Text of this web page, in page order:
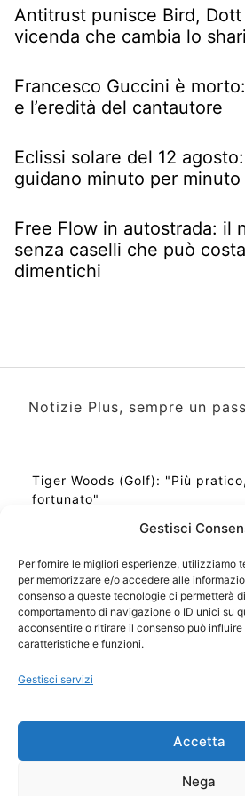
Gestisci
Per fornire le migliori esperienze, utilizziamo
per memorizzare e/o accedere alle
consenso a queste tecnologie ci permetterà
comportamento di navigazione o ID unici su
acconsentire o ritirare il consenso può
caratteristiche e funzioni.
Gestisci servizi
Accetta
Nega
Antitrust punisce Bird, Dott
vicenda che cambia lo
Francesco Guccini è
e l’eredità del cantautore
Eclissi solare del 12
guidano minuto per minuto
Free Flow in autostrada: il
senza caselli che può
dimentichi
Notizie Plus, sempre un
Tiger Woods (Golf): "Più
fortunato"
Ora Esatta in Italia in questo
Ti Senti Strano Ultimamente?
la Risonanza di Schumann
Come Sapere Se Stai
Copyright 2026 NotiziePlus.com